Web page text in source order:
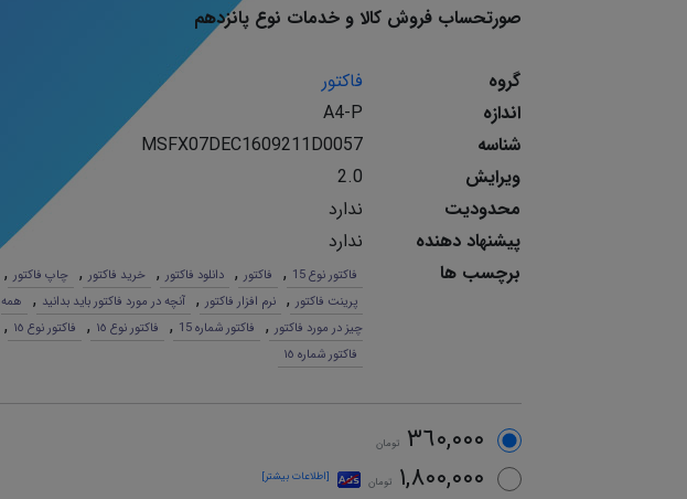
صورتحساب فروش کالا و خدمات نوع پانزدهم
گروه
فاکتور
اندازه
A4-P
شناسه
MSFX07DEC1609211D0057
ویرایش
2.0
محدودیت
ندارد
پیشنهاد دهنده
ندارد
برچسب ها
فاکتور نوع 15 , فاکتور , دانلود فاکتور , خرید فاکتور , چاپ فاکتور ,
پرینت فاکتور , نرم افزار فاکتور , آنچه در مورد فاکتور باید بدانید ,
همه
چیز در مورد فاکتور , فاکتور شماره 15 , فاکتور نوع ١٥ , فاکتور نوع ١٥ ,
فاکتور شماره ١٥
٣٦٠,٠٠٠ تومان
١,٨٠٠,٠٠٠ تومان [اطلاعات بیشتر]